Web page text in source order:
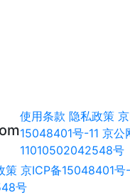
使用条款 隐私政策
15048401号-11 京公
11010502042548号
策 京ICP备15048401号-
号